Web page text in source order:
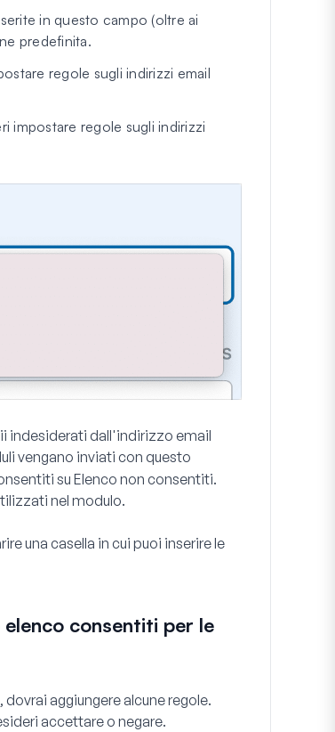
in questo campo (oltre ai
predefinita.
regole sugli indirizzi email
impostare regole sugli indirizzi
indesiderati dall'indirizzo email
vengano inviati con questo
su Elenco non consentiti.
nel modulo.
una casella in cui puoi inserire le
consentiti per le
aggiungere alcune regole.
accettare o negare.